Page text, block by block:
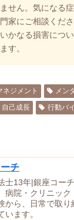
せん。気になる症
家にご相談くだ
かなる損害につ
す。
ネジメント メン
自己成長 行動バ
チ
士13年|銀座コー
病院・クリニッ
から、日常で取り
います。